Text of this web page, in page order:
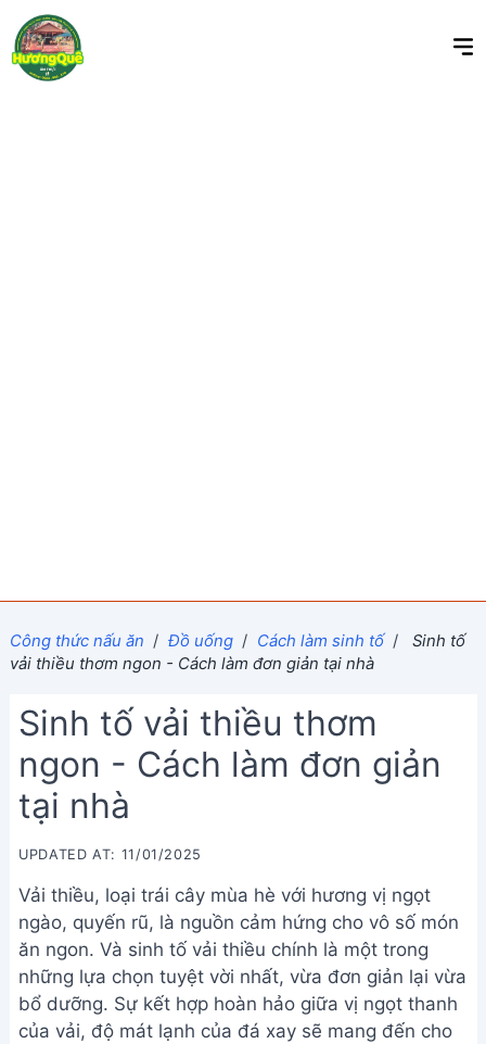
Công thức nấu ăn / Đồ uống / Cách làm sinh tố /
Sinh tố
vải thiều thơm ngon - Cách làm đơn giản tại nhà
Sinh tố vải thiều thơm
ngon - Cách làm đơn giản
tại nhà
UPDATED AT: 11/01/2025
Vải thiều, loại trái cây mùa hè với hương vị ngọt
ngào, quyến rũ, là nguồn cảm hứng cho vô số món
ăn ngon. Và sinh tố vải thiều chính là một trong
những lựa chọn tuyệt vời nhất, vừa đơn giản lại vừa
bổ dưỡng. Sự kết hợp hoàn hảo giữa vị ngọt thanh
của vải, độ mát lạnh của đá xay sẽ mang đến cho